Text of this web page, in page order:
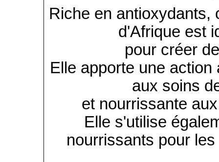
Riche en antioxydants,
d'Afrique est
pour créer
Elle apporte une
aux soins
et nourrissante
Elle s'utilise
nourrissants pour